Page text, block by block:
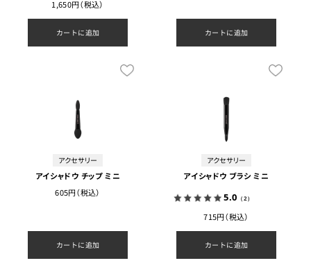
1,650円（税込）
カートに追加 カートに追加
アクセサリー
アイシャドウ チップ ミニ
605円（税込）
カートに追加
アクセサリー
アイシャドウ ブラシ ミニ
5.0 （2）
715円（税込）
カートに追加